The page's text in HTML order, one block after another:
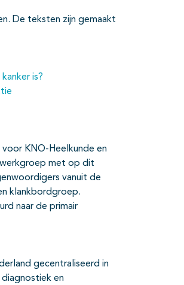
De teksten zijn gemaakt
is?
KNO-Heelkunde en
met op dit
vanuit de
klankbordgroep.
naar de primair
gecentraliseerd in
en